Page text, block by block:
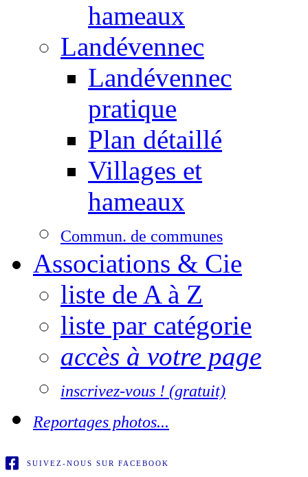
hameaux
Landévennec
Landévennec
pratique
Plan détaillé
Villages et
hameaux
Commun. de communes
Associations & Cie
liste de A à Z
liste par catégorie
accès à votre page
inscrivez-vous ! (gratuit)
Reportages photos...
SUIVEZ-NOUS SUR FACEBOOK